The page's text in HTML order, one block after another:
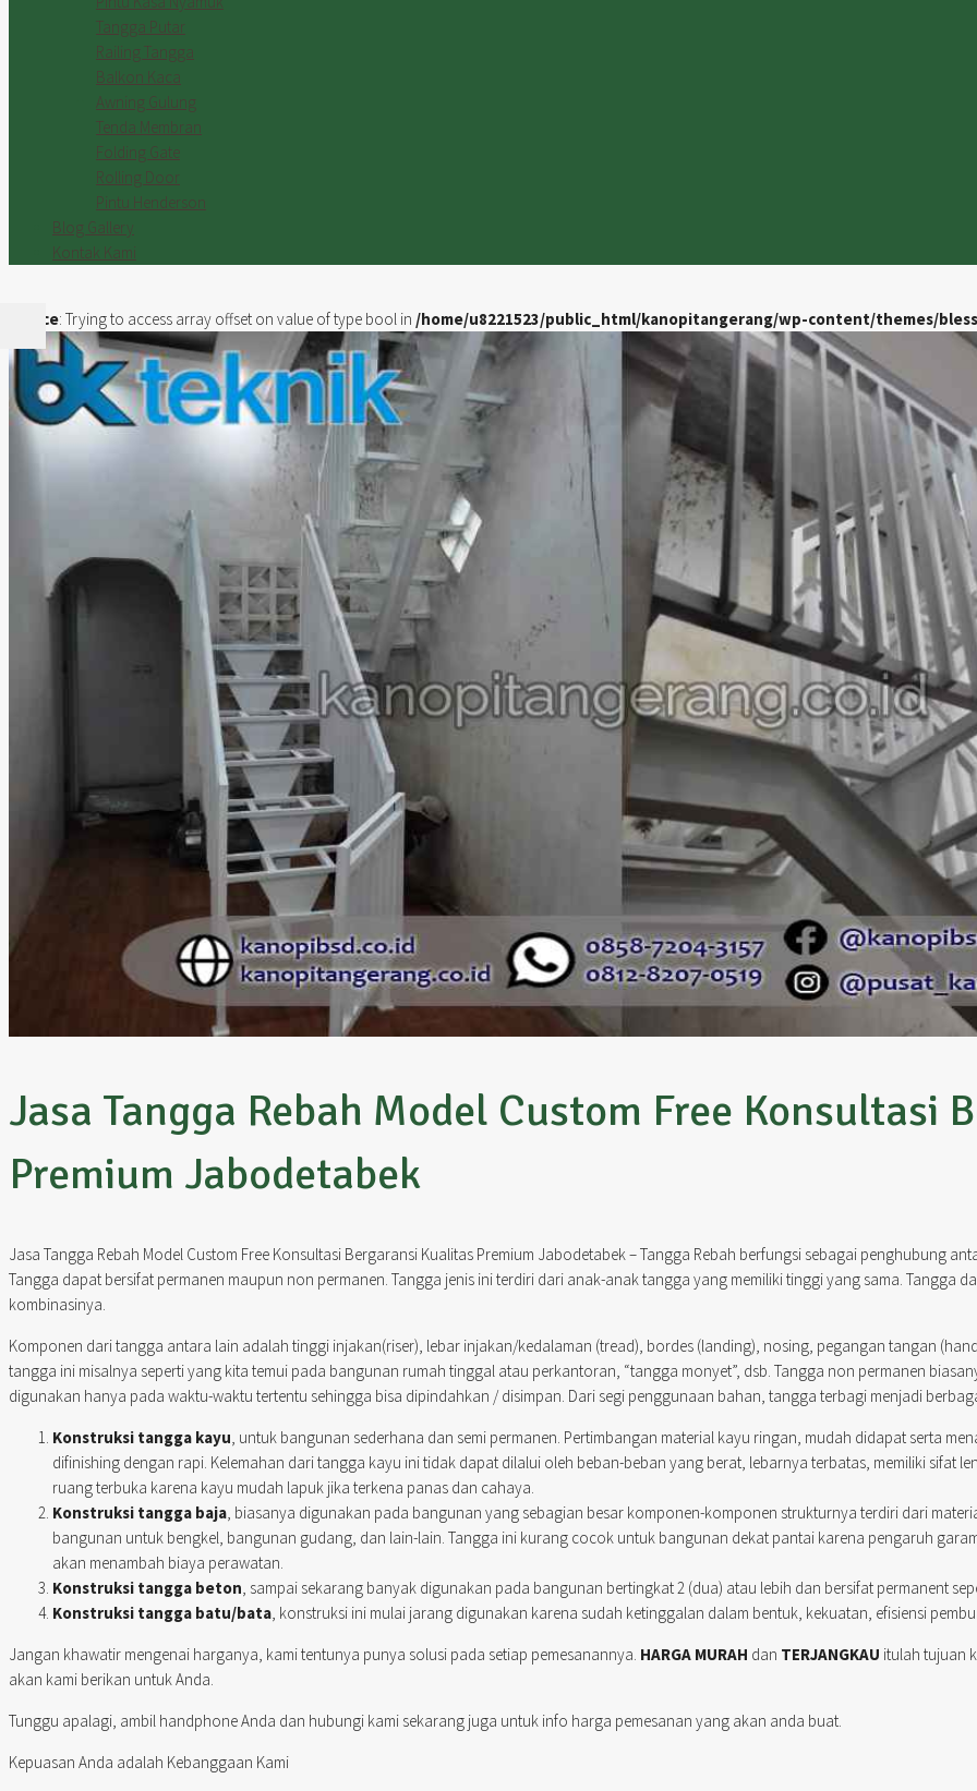
Tangga Putar
Railing Tangga
Balkon Kaca
Awning Gulung
Tenda Membran
Folding Gate
Rolling Door
Pintu Henderson
Blog Gallery
Kontak Kami
Notice: Trying to access array offset on value of type bool in /home/u8221523/public_html/kanopitangerang/wp-content/themes/
Jasa Tangga Rebah Model Custom Free Konsultasi
Premium Jabodetabek
Jasa Tangga Rebah Model Custom Free Konsultasi Bergaransi Kualitas Premium Jabodetabek – Tangga Rebah berfungsi sebagai penghubung
Tangga dapat bersifat permanen maupun non permanen. Tangga jenis ini terdiri dari anak-anak tangga yang memiliki tinggi yang sama. Tangga
kombinasinya.
Komponen dari tangga antara lain adalah tinggi injakan(riser), lebar injakan/kedalaman (tread), bordes (landing), nosing, pegangan tangan
tangga ini misalnya seperti yang kita temui pada bangunan rumah tinggal atau perkantoran, “tangga monyet”, dsb. Tangga non permanen
digunakan hanya pada waktu-waktu tertentu sehingga bisa dipindahkan / disimpan. Dari segi penggunaan bahan, tangga terbagi menjadi
Konstruksi tangga kayu, untuk bangunan sederhana dan semi permanen. Pertimbangan material kayu ringan, mudah didapat serta
difinishing dengan rapi. Kelemahan dari tangga kayu ini tidak dapat dilalui oleh beban-beban yang berat, lebarnya terbatas, memiliki sifat
ruang terbuka karena kayu mudah lapuk jika terkena panas dan cahaya.
Konstruksi tangga baja, biasanya digunakan pada bangunan yang sebagian besar komponen-komponen strukturnya terdiri dari
bangunan untuk bengkel, bangunan gudang, dan lain-lain. Tangga ini kurang cocok untuk bangunan dekat pantai karena pengaruh
akan menambah biaya perawatan.
Konstruksi tangga beton, sampai sekarang banyak digunakan pada bangunan bertingkat 2 (dua) atau lebih dan bersifat permanent
Konstruksi tangga batu/bata, konstruksi ini mulai jarang digunakan karena sudah ketinggalan dalam bentuk, kekuatan, efisiensi
Jangan khawatir mengenai harganya, kami tentunya punya solusi pada setiap pemesanannya. HARGA MURAH dan TERJANGKAU itulah tujuan
akan kami berikan untuk Anda.
Tunggu apalagi, ambil handphone Anda dan hubungi kami sekarang juga untuk info harga pemesanan yang akan anda buat.
Kepuasan Anda adalah Kebanggaan Kami